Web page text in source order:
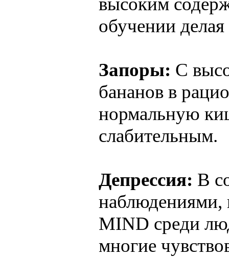
обучении
Запоры: С
бананов в
нормальную
слабительным.
Депрессия: В
наблюдениями,
MIND среди
многие